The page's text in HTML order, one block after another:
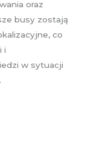
oraz
busy zostają
co
i
w sytuacji